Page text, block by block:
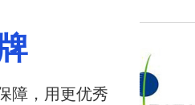
障，用更优秀